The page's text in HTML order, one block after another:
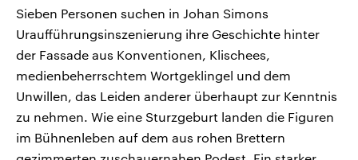
Sieben Personen suchen in Johan Simons
Uraufführungsinszenierung ihre Geschichte hinter
der Fassade aus Konventionen, Klischees,
medienbeherrschtem Wortgeklingel und dem
Unwillen, das Leiden anderer überhaupt zur Kenntnis
zu nehmen. Wie eine Sturzgeburt landen die Figuren
im Bühnenleben auf dem aus rohen Brettern